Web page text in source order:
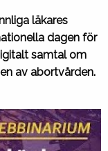
läkares
dagen för
samtal om
av abortvården.